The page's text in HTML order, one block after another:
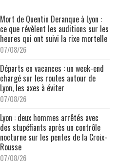
Mort de Quentin Deranque à Lyon :
ce que révèlent les auditions sur les
heures qui ont suivi la rixe mortelle
07/08/26
Départs en vacances : un week-end
chargé sur les routes autour de
Lyon, les axes à éviter
07/08/26
Lyon : deux hommes arrêtés avec
des stupéfiants après un contrôle
nocturne sur les pentes de la Croix-
Rousse
07/08/26